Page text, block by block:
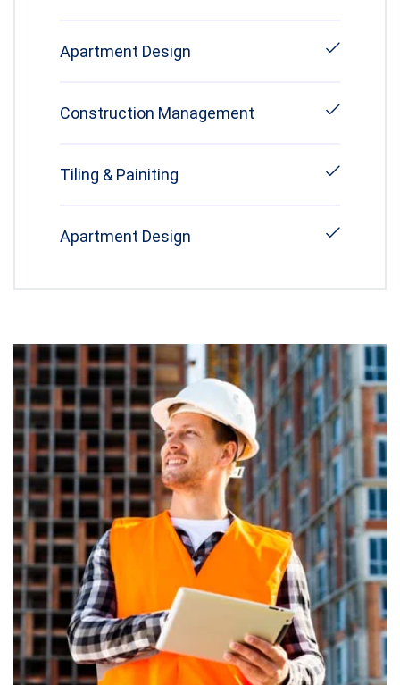
Apartment Design
Construction Management
Tiling & Painiting
Apartment Design